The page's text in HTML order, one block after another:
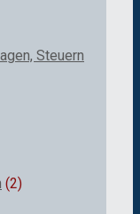
Steuern
(2)